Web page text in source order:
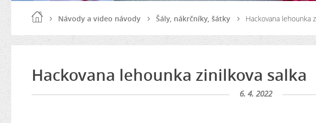
Návody a video návody Šály, nákrčníky, šátky Hackovana lehounka
Hackovana lehounka zinilkova salka
6. 4. 2022